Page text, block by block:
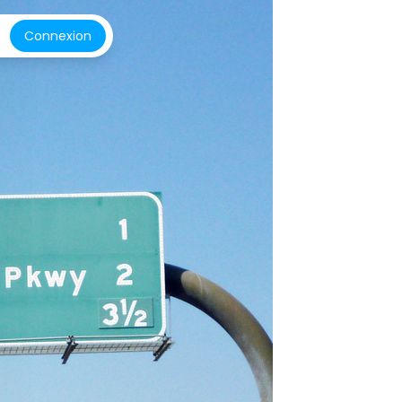
Connexion